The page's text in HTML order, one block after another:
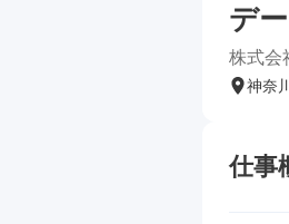
デ
株式会
神奈
仕事